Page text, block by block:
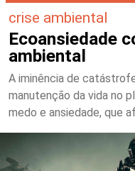
crise ambiental
Ecoansiedade
ambiental
A iminência de
manutenção da vida no
medo e ansiedade, que